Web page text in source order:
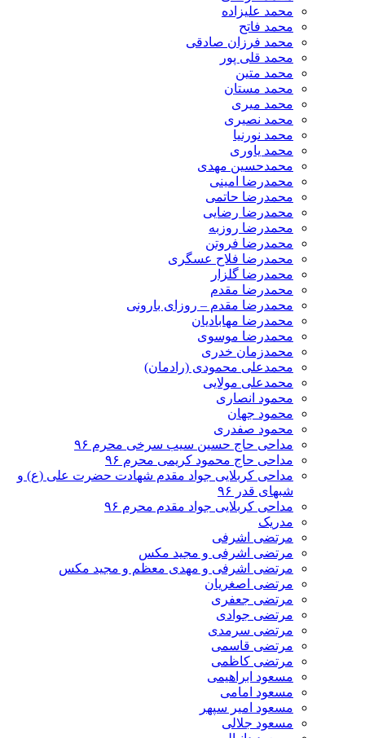
محمد علیزاده
محمد فاتح
محمد فرزان صادقی
محمد قلی پور
محمد متین
محمد مستان
محمد میری
محمد نصیری
محمد نورنیا
محمد یاوری
محمدحسین مهدی
محمدرضا امینی
محمدرضا حاتمی
محمدرضا رضایی
محمدرضا روزبه
محمدرضا فروتن
محمدرضا فلاح عسگری
محمدرضا گلزار
محمدرضا مقدم
محمدرضا مقدم – روزای بارونی
محمدرضا مهابادیان
محمدرضا موسوی
محمدزمان خدری
محمدعلی محمودی (رادمان)
محمدعلی مولایی
محمود انصاری
محمود جهان
محمود صفدری
مداحی حاج حسین سیب سرخی محرم ۹۶
مداحی حاج محمود کریمی محرم ۹۶
مداحی کربلایی جواد مقدم شهادت حضرت علی (ع) و
شبهای قدر ۹۶
مداحی کربلایی جواد مقدم محرم ۹۶
مدریک
مرتضی اشرفی
مرتضی اشرفی و مجید مکس
مرتضی اشرفی و مهدی معظم و مجید مکس
مرتضی اصغریان
مرتضی جعفری
مرتضی جوادی
مرتضی سرمدی
مرتضی قاسمی
مرتضی کاظمی
مسعود ابراهیمی
مسعود امامی
مسعود امیر سپهر
مسعود جلالی